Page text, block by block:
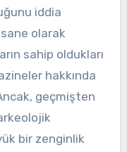
iddia
olarak
sahip oldukları
hakkında
geçmişten
bir zenginlik